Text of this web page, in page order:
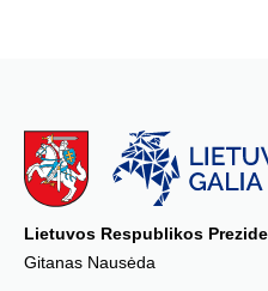
Lietuvos Respublikos
Gitanas Nausėda